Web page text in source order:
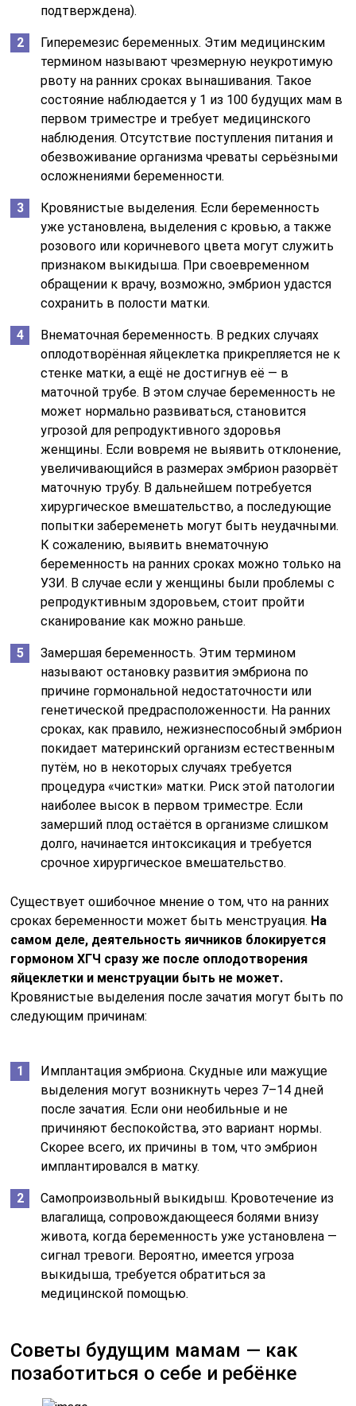
подтверждена).
Гиперемезис беременных. Этим медицинским
термином называют чрезмерную неукротимую
рвоту на ранних сроках вынашивания. Такое
состояние наблюдается у 1 из 100 будущих мам в
первом триместре и требует медицинского
наблюдения. Отсутствие поступления питания и
обезвоживание организма чреваты серьёзными
осложнениями беременности.
Кровянистые выделения. Если беременность
уже установлена, выделения с кровью, а также
розового или коричневого цвета могут служить
признаком выкидыша. При своевременном
обращении к врачу, возможно, эмбрион удастся
сохранить в полости матки.
Внематочная беременность. В редких случаях
оплодотворённая яйцеклетка прикрепляется не к
стенке матки, а ещё не достигнув её — в
маточной трубе. В этом случае беременность не
может нормально развиваться, становится
угрозой для репродуктивного здоровья
женщины. Если вовремя не выявить отклонение,
увеличивающийся в размерах эмбрион разорвёт
маточную трубу. В дальнейшем потребуется
хирургическое вмешательство, а последующие
попытки забеременеть могут быть неудачными.
К сожалению, выявить внематочную
беременность на ранних сроках можно только на
УЗИ. В случае если у женщины были проблемы с
репродуктивным здоровьем, стоит пройти
сканирование как можно раньше.
Замершая беременность. Этим термином
называют остановку развития эмбриона по
причине гормональной недостаточности или
генетической предрасположенности. На ранних
сроках, как правило, нежизнеспособный эмбрион
покидает материнский организм естественным
путём, но в некоторых случаях требуется
процедура «чистки» матки. Риск этой патологии
наиболее высок в первом триместре. Если
замерший плод остаётся в организме слишком
долго, начинается интоксикация и требуется
срочное хирургическое вмешательство.
Существует ошибочное мнение о том, что на ранних
сроках беременности может быть менструация. На
самом деле, деятельность яичников блокируется
гормоном ХГЧ сразу же после оплодотворения
яйцеклетки и менструации быть не может.
Кровянистые выделения после зачатия могут быть по
следующим причинам:
Имплантация эмбриона. Скудные или мажущие
выделения могут возникнуть через 7–14 дней
после зачатия. Если они необильные и не
причиняют беспокойства, это вариант нормы.
Скорее всего, их причины в том, что эмбрион
имплантировался в матку.
Самопроизвольный выкидыш. Кровотечение из
влагалища, сопровождающееся болями внизу
живота, когда беременность уже установлена —
сигнал тревоги. Вероятно, имеется угроза
выкидыша, требуется обратиться за
медицинской помощью.
Советы будущим мамам — как
позаботиться о себе и ребёнке